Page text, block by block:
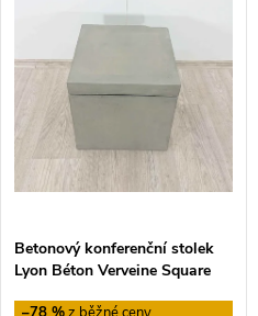
e
n
í
r
Nejprodávanější
Abecedně
p
i
s
p
r
Betonový konferenční stolek
Lyon Béton Verveine Square